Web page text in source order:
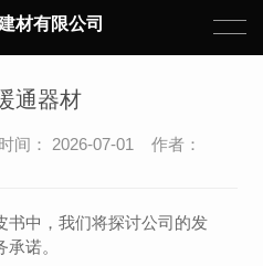
材有限公司
通器材
间： 2026-07-01 作者：
书中，我们将探讨公司的发
诺。